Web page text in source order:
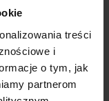
treści
i
o tym, jak
partnerom